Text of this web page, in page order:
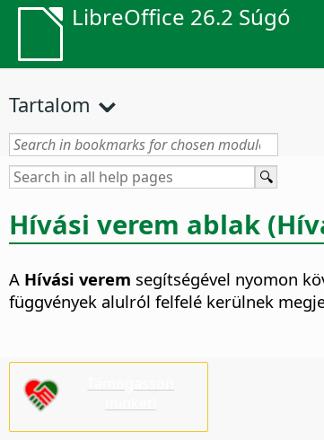
LibreOffice 26.2 Súgó
Tartalom
Hívási verem ablak
A Hívási verem segítségével nyomon
függvények alulról felfelé kerülnek